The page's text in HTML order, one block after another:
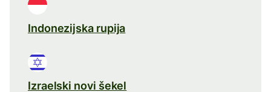
Indonezijska rupija
Izraelski novi šekel